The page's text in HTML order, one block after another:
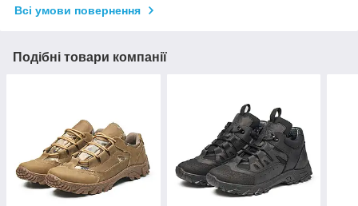
Всі умови повернення
Подібні товари компанії